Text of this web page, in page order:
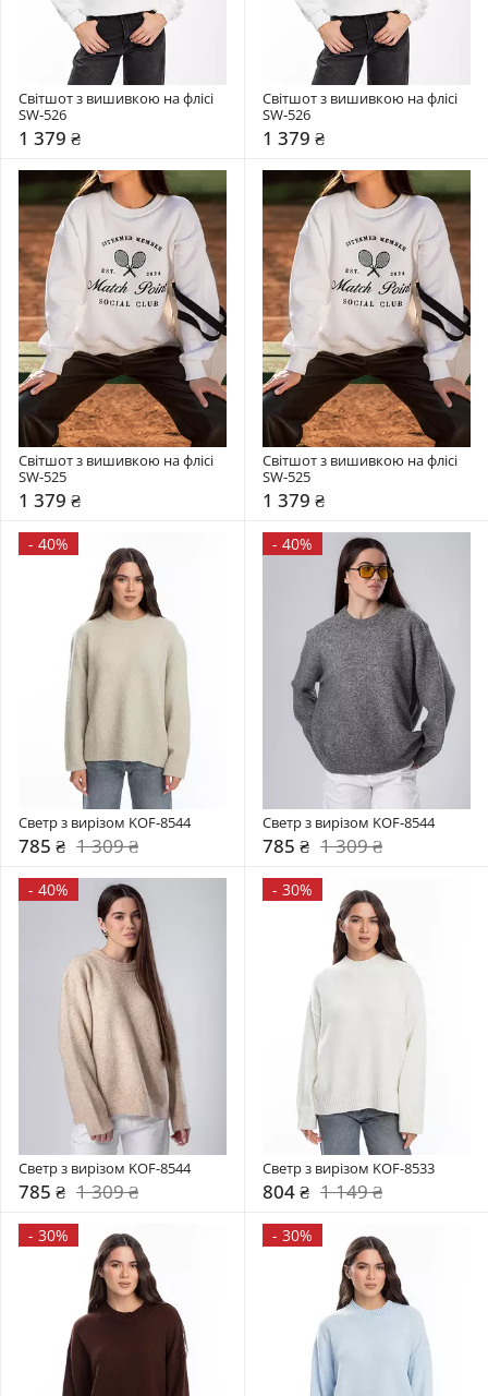
Світшот з вишивкою на флісі
SW-526
1 379 ₴
Світшот з вишивкою на флісі
SW-526
1 379 ₴
Світшот з вишивкою на флісі
SW-525
1 379 ₴
Світшот з вишивкою на флісі
SW-525
1 379 ₴
- 40%
Светр з вирізом KOF-8544
785 ₴ 1 309 ₴
- 40%
Светр з вирізом KOF-8544
785 ₴ 1 309 ₴
- 40%
Светр з вирізом KOF-8544
785 ₴ 1 309 ₴
- 30%
Светр з вирізом KOF-8533
804 ₴ 1 149 ₴
- 30% - 30%